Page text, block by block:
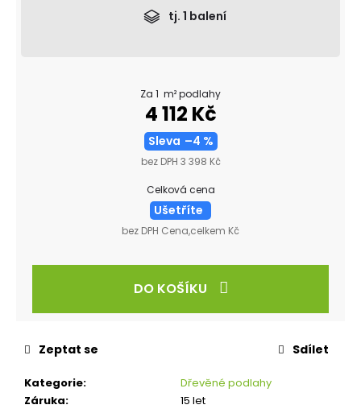
tj. 1 balení
Za 1 m² podlahy
4 112 Kč
Sleva –4 %
bez DPH 3 398 Kč
Celková cena
Ušetříte
bez DPH Cena,celkem Kč
DO KOŠÍKU
Kategorie:
Dřevěné podlahy
Záruka:
15 let
Zeptat se Sdílet